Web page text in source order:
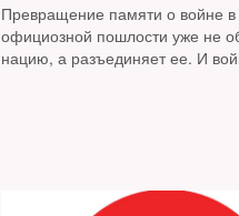
Превращение памяти о войне
официозной пошлости уже не
нацию, а разъединяет ее. И